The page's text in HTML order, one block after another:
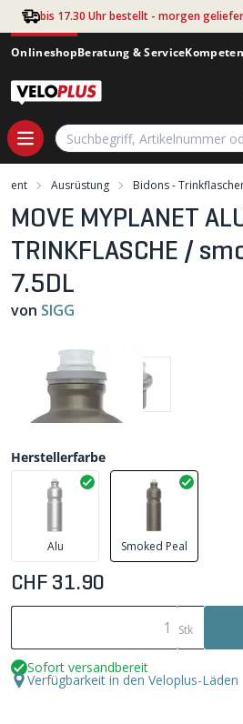
Zum Hauptinhalt springen
bis 17.30 Uhr bestellt - morgen
OnlineshopBeratung & Service
Ausrüstung Bidons -
MOVE MYPLANET
TRINKFLASCHE /
7.5DL
von SIGG
Herstellerfarbe
Alu Smoked Peal
CHF 31.90
Stk
Sofort versandbereit
Verfügbarkeit in den Veloplus-Läden